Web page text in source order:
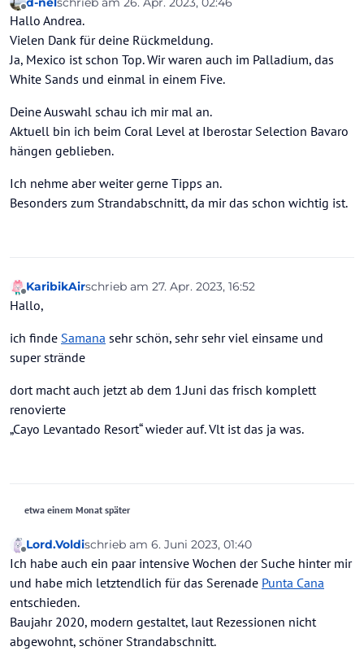
wir waren die letzten Jahre auch öfters in Mexiko
Hotels). Wir fliegen heuer Ende November ins Iberostar
Grand Bavaro - Ü18. Wir waren dort 2009 schon und das
Hotel hat uns sehr gut gefallen. Was ich bisher gelesen
habe, werden derzeit die Zimmer aktualisiert. Dort hat
mitnutzen können, diese aber nicht das Ü18 Hotel.
Vielleicht passt dieses Hotel ja auch für Euch!
Liebe Grüße aus Wien!
Offlinezuletzt editiert von
Hallo Andrea.
Vielen Dank für deine Rückmeldung.
Ja, Mexico ist schon Top. Wir waren auch im Palladium, das
White Sands und einmal in einem Five.
Deine Auswahl schau ich mir mal an.
Aktuell bin ich beim Coral Level at Iberostar Selection Bavaro
hängen geblieben.
Ich nehme aber weiter gerne Tipps an.
Besonders zum Strandabschnitt, da mir das schon wichtig ist.
Offline
KaribikAirschrieb am 27. Apr. 2023, 16:52
zuletzt editiert von
Hallo,
ich finde Samana sehr schön, sehr sehr viel einsame und
super strände
dort macht auch jetzt ab dem 1.Juni das frisch komplett
renovierte
„Cayo Levantado Resort“ wieder auf. Vlt ist das ja was.
etwa einem Monat später
Offline
Lord.Voldischrieb am 6. Juni 2023, 01:40
zuletzt editiert von
Ich habe auch ein paar intensive Wochen der Suche hinter mir
und habe mich letztendlich für das Serenade Punta Cana
entschieden.
Baujahr 2020, modern gestaltet, laut Rezessionen nicht
abgewohnt, schöner Strandabschnitt.